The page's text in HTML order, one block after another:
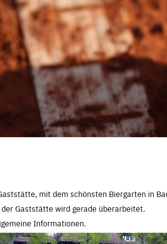
mit dem schönsten Biergarten in
Gaststätte wird gerade überarbeitet.
Informationen.